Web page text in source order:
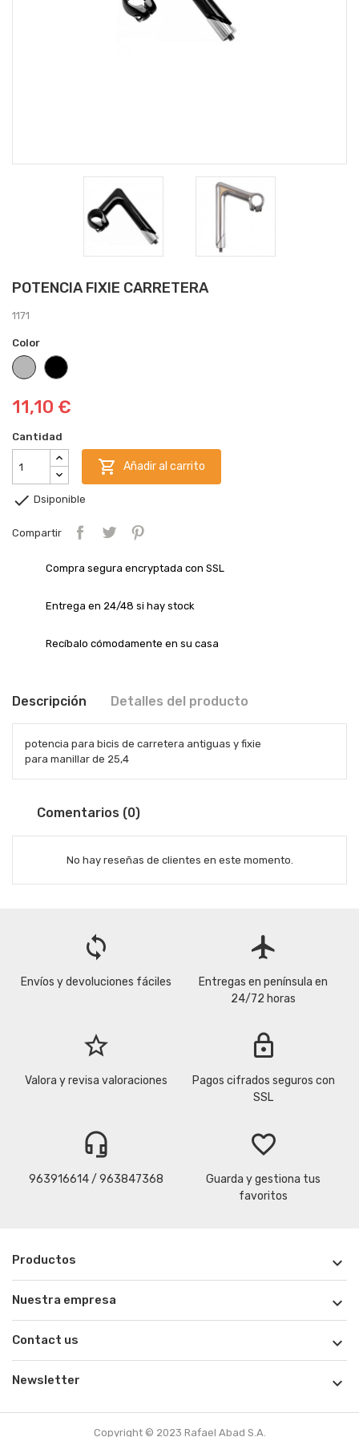
POTENCIA FIXIE CARRETERA
1171
Color
Plata
Negro
11,10 €
Cantidad
 Añadir al carrito
 Dsiponible
Compartir
Compra segura encryptada con SSL
Entrega en 24/48 si hay stock
Recíbalo cómodamente en su casa
Descripción Detalles del producto
potencia para bicis de carretera antiguas y fixie
para manillar de 25,4
Comentarios (0)
No hay reseñas de clientes en este momento.
loop
Envíos y devoluciones fáciles
flight
Entregas en península en
24/72 horas
star_border
Valora y revisa valoraciones
lock
Pagos cifrados seguros con
SSL
headset_mic
963916614 / 963847368
favorite_border
Guarda y gestiona tus
favoritos
Productos 
Nuestra empresa 
Contact us 
Newsletter 
Copyright © 2023 Rafael Abad S.A.